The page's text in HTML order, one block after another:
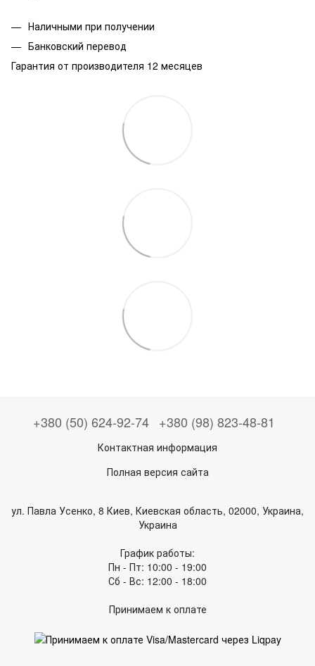
Наличными при получении
Банковский перевод
Гарантия от производителя 12 месяцев
+380 (50) 624-92-74 +380 (98) 823-48-81
Контактная информация
Полная версия сайта
ул. Павла Усенко, 8 Киев, Киевская область, 02000, Украина,
Украина
График работы:
Пн - Пт: 10:00 - 19:00
Сб - Вс: 12:00 - 18:00
Принимаем к оплате